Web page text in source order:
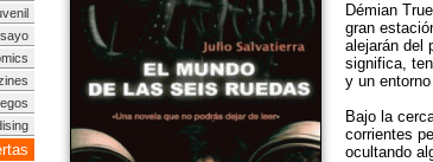
Démian
gran
alejarán del
significa,
y un
Bajo la
corrientes
ocultando